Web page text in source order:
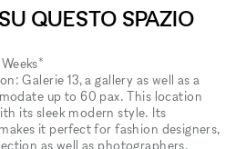
QUESTO SPAZIO
Galerie 13, a gallery as well as a
up to 60 pax. This location
its sleek modern style. Its
it perfect for fashion designers,
as well as photographers.